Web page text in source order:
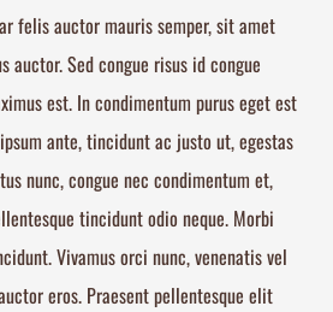
felis auctor mauris semper, sit amet
auctor. Sed congue risus id congue
est. In condimentum purus eget est
ante, tincidunt ac justo ut, egestas
nunc, congue nec condimentum et,
tincidunt odio neque. Morbi
Vivamus orci nunc, venenatis vel
eros. Praesent pellentesque elit